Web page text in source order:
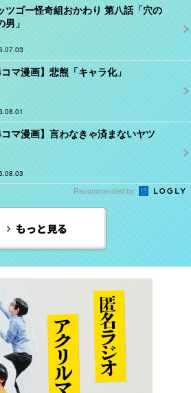
ツゴー怪奇組おかわり 第八話「穴の
男」
マ漫画】悲熊「キャラ化」
マ漫画】言わなきゃ済まないヤツ
Recommended by
もっと見る